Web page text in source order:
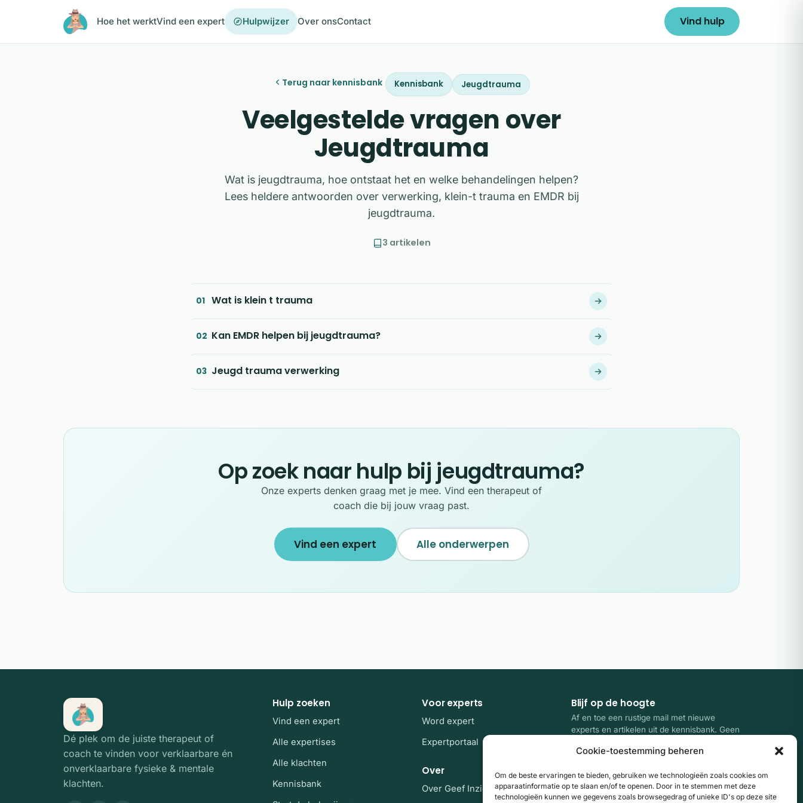
Cookie-toestemming beheren
Om de beste ervaringen te bieden, gebruiken we technologieën zoals cookies om
apparaatinformatie op te slaan en/of te openen. Door in te stemmen met deze
technologieën kunnen we gegevens zoals browsegedrag of unieke ID's op deze site
Ga naar de inhoud
Hoe het werktVind een expert Hulpwijzer Over onsContact Vind hulp
Terug naar kennisbank Kennisbank Jeugdtrauma
Veelgestelde vragen over
Jeugdtrauma
Wat is jeugdtrauma, hoe ontstaat het en welke behandelingen helpen?
Lees heldere antwoorden over verwerking, klein-t trauma en EMDR bij
jeugdtrauma.
3 artikelen
01 Wat is klein t trauma
02 Kan EMDR helpen bij jeugdtrauma?
03 Jeugd trauma verwerking
Op zoek naar hulp bij jeugdtrauma?
Onze experts denken graag met je mee. Vind een therapeut of
coach die bij jouw vraag past.
Vind een expert Alle onderwerpen
Dé plek om de juiste therapeut of
coach te vinden voor verklaarbare én
onverklaarbare fysieke & mentale
klachten.
Hulp zoeken
Vind een expert
Alle expertises
Alle klachten
Kennisbank
Voor experts
Word expert
Expertportaal
Over
Over Geef Inzicht
Blijf op de hoogte
Af en toe een rustige mail met nieuwe
experts en artikelen uit de kennisbank. Geen
Door je aan te melden ga je akkoord met onze